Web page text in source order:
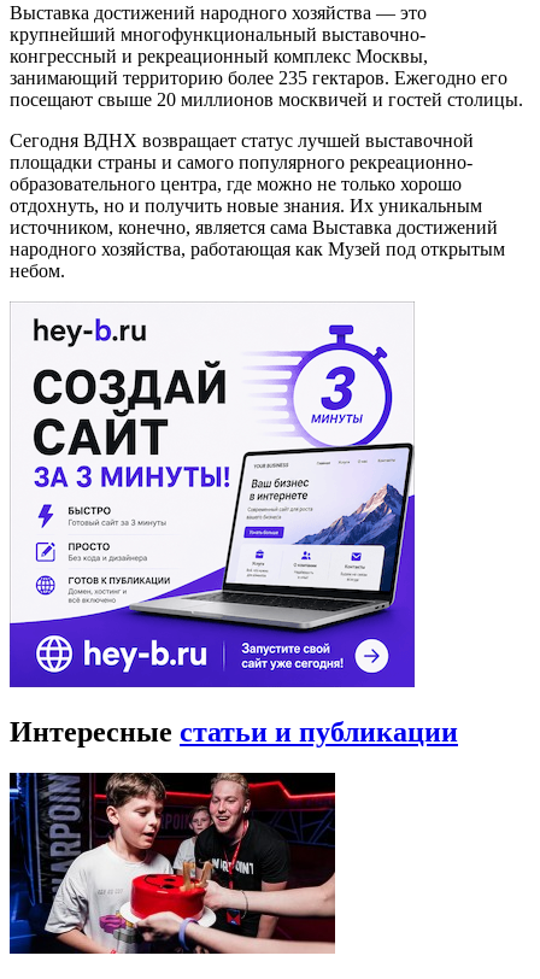
Выставка достижений народного хозяйства — это
крупнейший многофункциональный выставочно-
конгрессный и рекреационный комплекс Москвы,
занимающий территорию более 235 гектаров. Ежегодно его
посещают свыше 20 миллионов москвичей и гостей столицы.
Сегодня ВДНХ возвращает статус лучшей выставочной
площадки страны и самого популярного рекреационно-
образовательного центра, где можно не только хорошо
отдохнуть, но и получить новые знания. Их уникальным
источником, конечно, является сама Выставка достижений
народного хозяйства, работающая как Музей под открытым
небом.
Интересные статьи и публикации